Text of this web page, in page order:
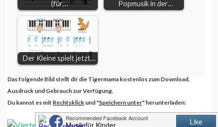
(für…
Popmusik in der…
Der Kleine spielt jetzt…
Das folgende Bild stellt dir die Tigermama kostenlos zum Download,
Ausdruck und Gebrauch zur Verfügung.
Du kannst es mit Rechtsklick und "Speichern unter" herunterladen: